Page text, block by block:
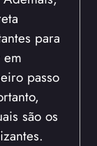
para
passo
são os